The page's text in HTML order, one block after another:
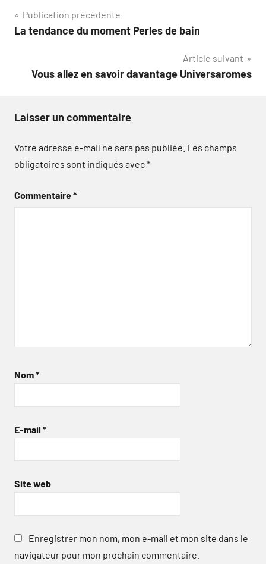
Navigation
de
Publication précédente
La tendance du moment Perles de bain
Article suivant
Vous allez en savoir davantage Universaromes
Laisser un commentaire
Votre adresse e-mail ne sera pas publiée. Les champs
obligatoires sont indiqués avec*
Commentaire*
Nom*
E-mail *
Site web
Enregistrer mon nom, mon e-mail et mon site dans le
navigateur pour mon prochain commentaire.